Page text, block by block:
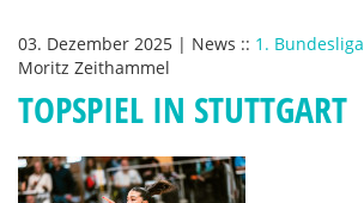
03. Dezember 2025 | News :: 1. Bundesliga
Moritz Zeithammel
TOPSPIEL IN STUTTGART